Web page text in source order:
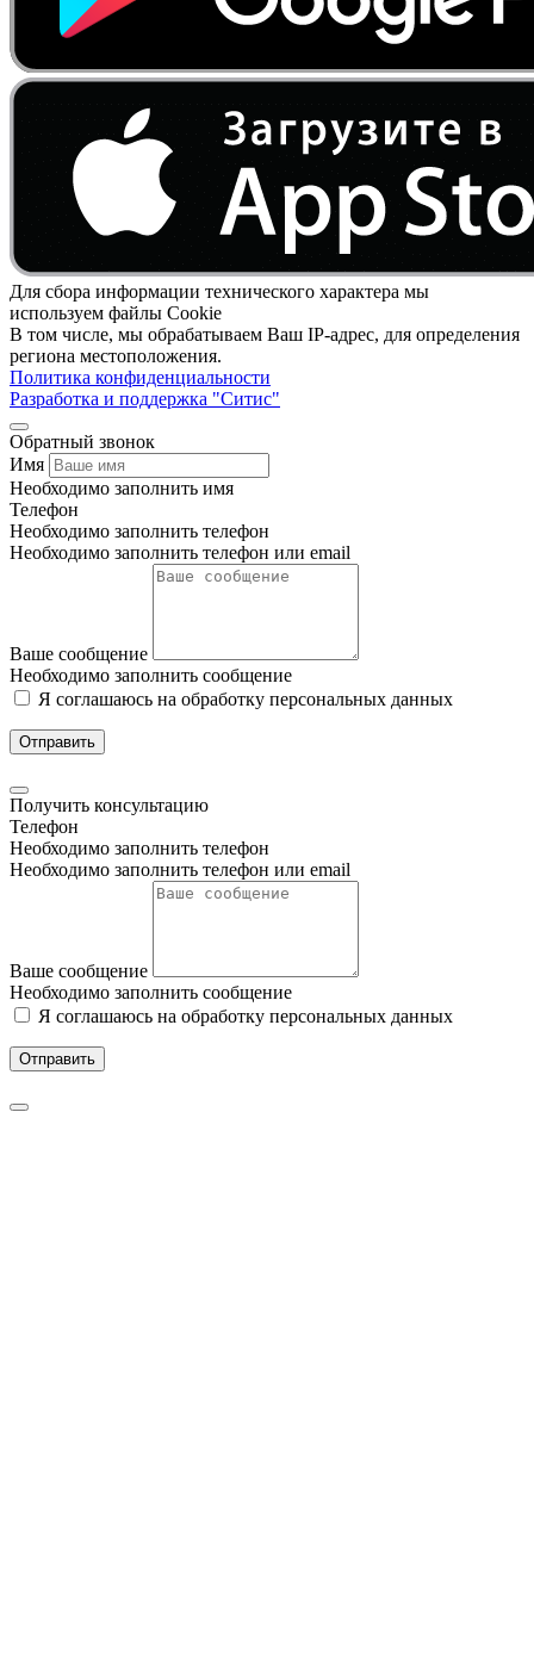
Для сбора информации технического характера мы
используем файлы Cookie
В том числе, мы обрабатываем Ваш IP-адрес, для определения
региона местоположения.
Политика конфиденциальности
Разработка и поддержка "Ситис"
Обратный звонок
Имя
Необходимо заполнить имя
Телефон
Необходимо заполнить телефон
Необходимо заполнить телефон или email
Ваше сообщение
Необходимо заполнить сообщение
Я соглашаюсь на обработку персональных данных
Отправить
Получить консультацию
Телефон
Необходимо заполнить телефон
Необходимо заполнить телефон или email
Ваше сообщение
Необходимо заполнить сообщение
Я соглашаюсь на обработку персональных данных
Отправить